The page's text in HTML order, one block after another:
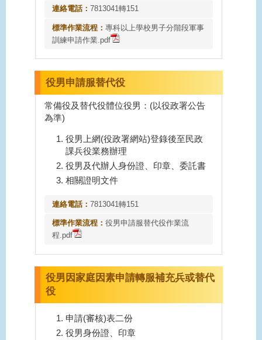
連絡電話：7813041轉151
標準作業流程：專科以上學校男子分階段軍事
訓練申請作業.pdf
役男申請服替代役
常備役及替代役體位役男：(以役政署公告
為準)
役男上網(役政署網站)登錄後至民政
課兵役業務辦理
役男及代辦人身份證、印章、委託書
相關證明文件
連絡電話：7813041轉151
標準作業流程：役男申請服替代役作業流
程.pdf
役男因家庭因素申請轉服補充兵或替代
役
申請(審核)表二份
役男身份證、印章